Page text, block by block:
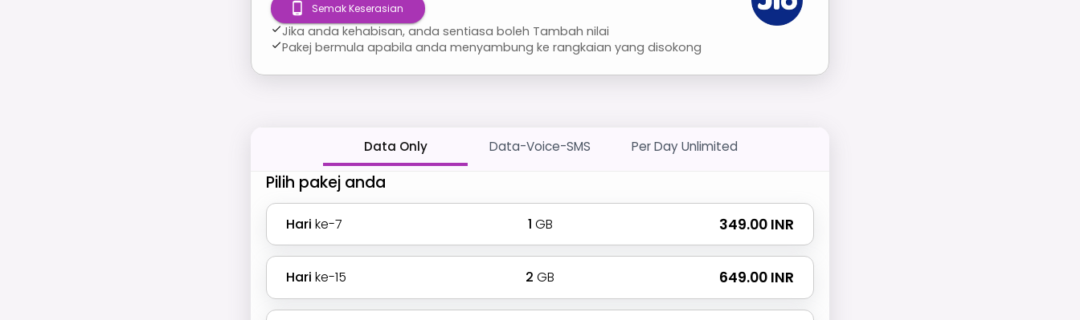
Semak Keserasian
Jika anda kehabisan, anda sentiasa boleh Tambah nilai
Pakej bermula apabila anda menyambung ke rangkaian yang disokong
Data Only Data-Voice-SMS Per Day Unlimited
Pilih pakej anda
Hari ke-7 1 GB ₹ 349.00 INR
Hari ke-15 2 GB ₹ 649.00 INR